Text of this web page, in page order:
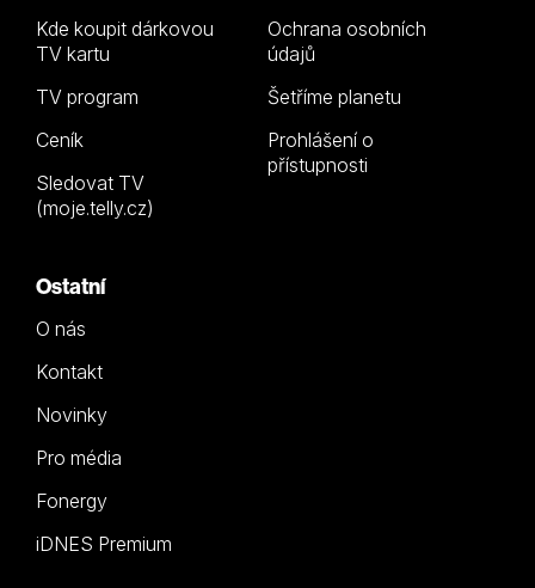
Kde koupit dárkovou
TV kartu
TV program
Ceník
Sledovat TV
(moje.telly.cz)
Ochrana osobních
údajů
Šetříme planetu
Prohlášení o
přístupnosti
Ostatní
O nás
Kontakt
Novinky
Pro média
Fonergy
iDNES Premium